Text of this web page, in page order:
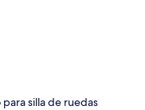
silla de ruedas